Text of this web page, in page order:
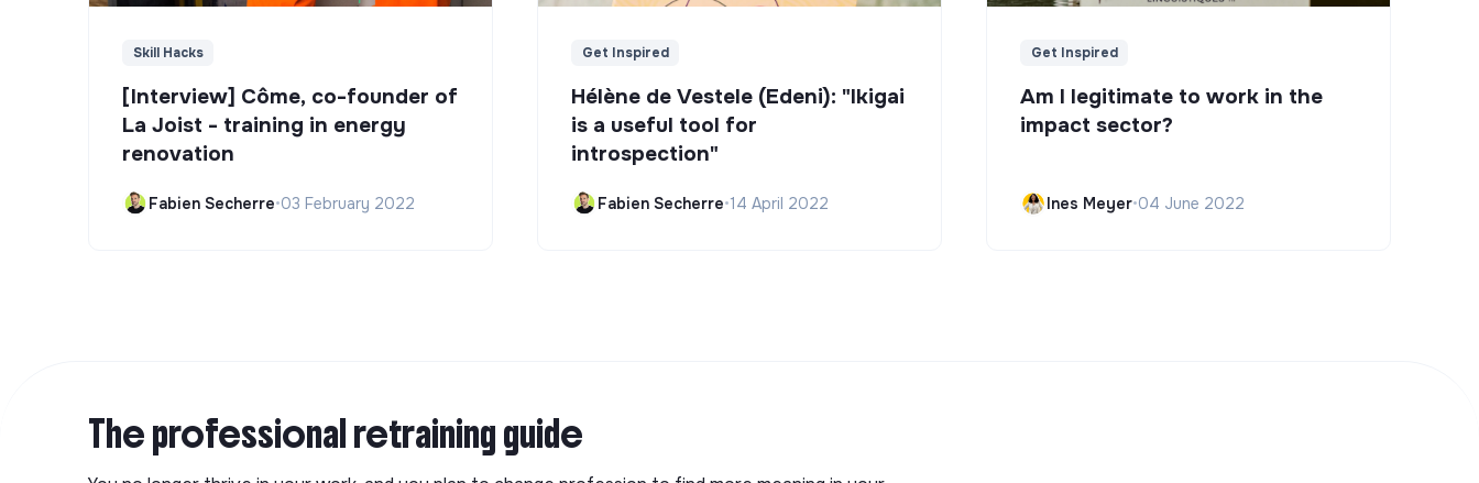
Skill Hacks
[Interview] Côme, co-founder of
La Joist - training in energy
renovation
Fabien Secherre•03 February 2022
Get Inspired
Hélène de Vestele (Edeni): "Ikigai
is a useful tool for
introspection"
Fabien Secherre•14 April 2022
Get Inspired
Am I legitimate to work in the
impact sector?
Ines Meyer•04 June 2022
The professional retraining guide